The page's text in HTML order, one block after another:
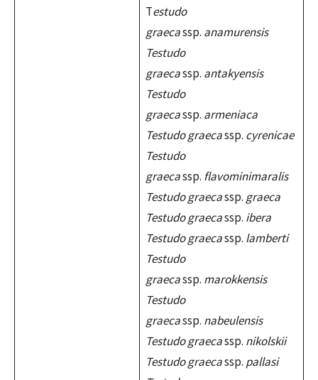
Testudo
graecassp. anamurensis
Testudo
graecassp. antakyensis
Testudo
graecassp. armeniaca
Testudo graecassp. cyrenicae
Testudo
graecassp. flavominimaralis
Testudo graecassp. graeca
Testudo graecassp. ibera
Testudo graecassp. lamberti
Testudo
graecassp. marokkensis
Testudo
graecassp. nabeulensis
Testudo graecassp. nikolskii
Testudo graecassp. pallasi